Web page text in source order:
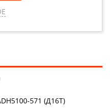
571 (Д16Т)